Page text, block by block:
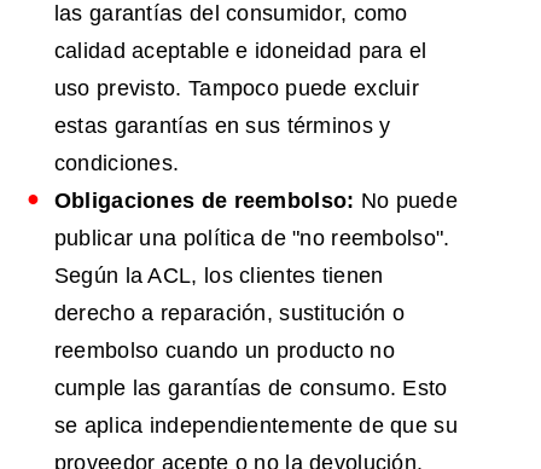
las garantías del consumidor, como
calidad aceptable e idoneidad para el
uso previsto. Tampoco puede excluir
estas garantías en sus términos y
condiciones.
Obligaciones de reembolso: No puede
publicar una política de "no reembolso".
Según la ACL, los clientes tienen
derecho a reparación, sustitución o
reembolso cuando un producto no
cumple las garantías de consumo. Esto
se aplica independientemente de que su
proveedor acepte o no la devolución.